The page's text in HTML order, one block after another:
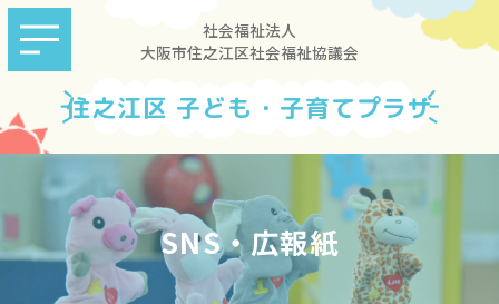
社会福祉法人
大阪市住之江区社会福祉協議会
住之江区 子ども・子育てプラザ
SNS・広報紙